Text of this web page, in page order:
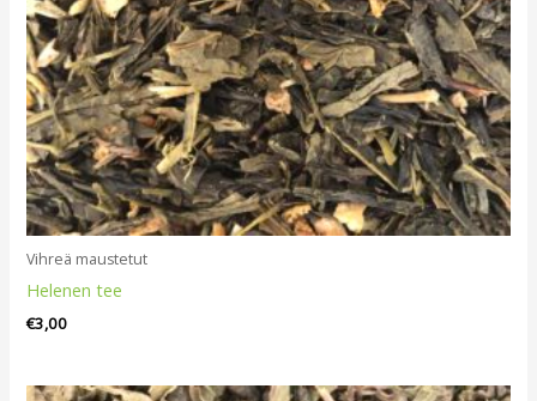
Vihreä maustetut
Helenen tee
€3,00